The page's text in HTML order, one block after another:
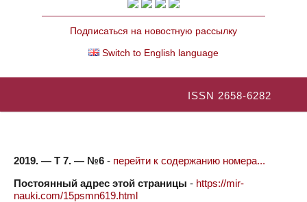
Подписаться на новостную рассылку
Switch to English language
ISSN 2658-6282
2019. — Т 7. — №6 - перейти к содержанию номера...
Постоянный адрес этой страницы - https://mir-
nauki.com/15psmn619.html